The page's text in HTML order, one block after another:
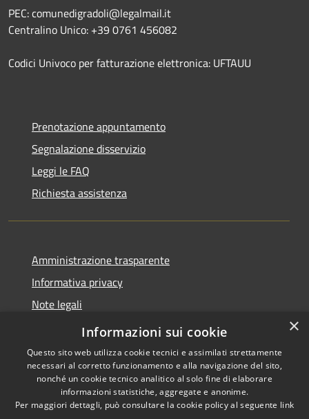
PEC: comunedigradoli@legalmail.it
Centralino Unico: +39 0761 456082
Codici Univoco per fatturazione elettronica: UFTAUU
Prenotazione appuntamento
Segnalazione disservizio
Leggi le FAQ
Richiesta assistenza
Amministrazione trasparente
Informativa privacy
Note legali
Dichiarazione di accessibilità
Accessibilità
Copyright © 2026 • Comune di
Gradoli • Powered by
×
Informazioni sui cookie
Questo sito web utilizza cookie tecnici e assimilati strettamente
necessari al corretto funzionamento e alla navigazione del sito,
nonché un cookie tecnico analitico al solo fine di elaborare
informazioni statistiche, aggregate e anonime.
Per maggiori dettagli, può consultare la cookie policy al seguente link